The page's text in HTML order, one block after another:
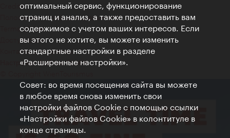
Credits
Положение о конфиденциальности
Terms of Use
Доступность
Контакты для прессы
Настройки файлов Cookie
оптимальный сервис, функционирование
страниц и анализ, а также предоставить вам
содержимое с учетом ваших интересов. Если
вы этого не хотите, вы можете изменить
стандартные настройки в разделе
«Расширенные настройки».
Совет: во время посещения сайта вы можете
в любое время снова изменить свои
настройки файлов Cookie с помощью ссылки
«Настройки файлов Cookie» в колонтитуле в
конце страницы.